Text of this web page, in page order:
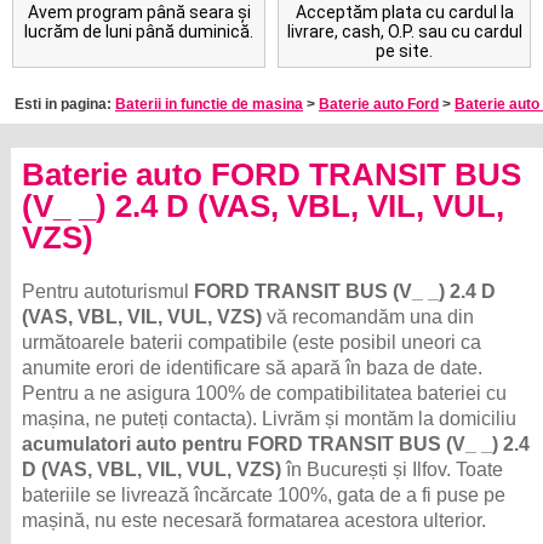
Avem program până seara și
lucrăm de luni până duminică.
Acceptăm plata cu cardul la
livrare, cash, O.P. sau cu cardul
pe site.
Esti in pagina: Baterii in functie de masina > Baterie auto Ford > Baterie
Baterie auto FORD TRANSIT BUS
(V_ _) 2.4 D (VAS, VBL, VIL, VUL,
VZS)
Pentru autoturismul
FORD TRANSIT BUS (V_ _) 2.4 D
(VAS, VBL, VIL, VUL, VZS) vă recomandăm una din
următoarele baterii compatibile (este posibil uneori ca
anumite erori de identificare să apară în baza de date.
Pentru a ne asigura 100% de compatibilitatea bateriei cu
mașina, ne puteți contacta). Livrăm și montăm la domiciliu
acumulatori auto pentru FORD TRANSIT BUS (V_ _) 2.4
D (VAS, VBL, VIL, VUL, VZS)în București și Ilfov. Toate
bateriile se livrează încărcate 100%, gata de a fi puse pe
mașină, nu este necesară formatarea acestora ulterior.